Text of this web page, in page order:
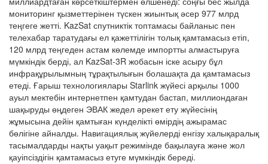
мониторинг қызметтерінен түскен жиынтық әсер 977 млрд
теңгеге жетті. KazSat спутниктік топтамасы байланыс пен
телехабар таратудағы ел қажеттілігін толық қамтамасыз етіп,
120 млрд теңгеден астам көлемде импортты алмастыруға
мүмкіндік берді, ал KazSat-3R жобасын іске асыру бұл
инфрақұрылымның тұрақтылығын болашақта да қамтамасыз
етеді. Ғарыш технологиялары Starlink жүйесі арқылы 1000
ауыл мектебін интернетпен қамтудан бастап, миллиондаған
шақыруды өңдеген ЭВАК жедел әрекет ету жүйесінің
жұмысына дейін қамтыған күнделікті өмірдің ажырамас
бөлігіне айналды. Навигациялық жүйелерді енгізу халықаралық
тасымалдарды нақты уақыт режимінде бақылауға және жол
қауіпсіздігін қамтамасыз етуге мүмкіндік береді.